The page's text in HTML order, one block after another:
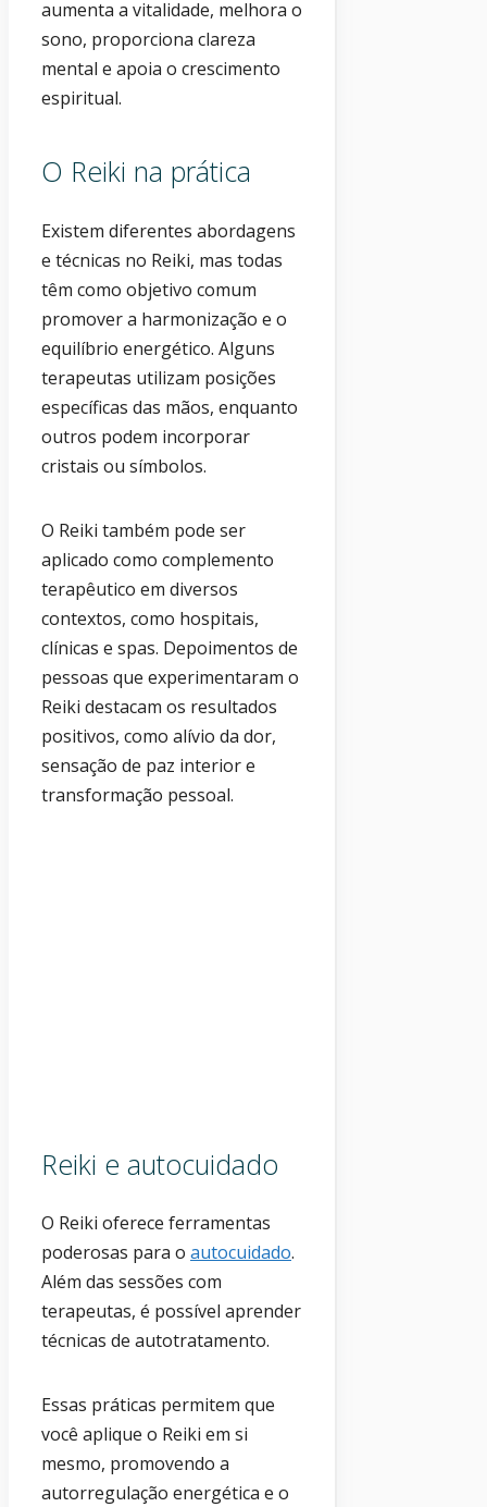
aumenta a vitalidade, melhora o
sono, proporciona clareza
mental e apoia o crescimento
espiritual.
O Reiki na prática
Existem diferentes abordagens
e técnicas no Reiki, mas todas
têm como objetivo comum
promover a harmonização e o
equilíbrio energético. Alguns
terapeutas utilizam posições
específicas das mãos, enquanto
outros podem incorporar
cristais ou símbolos.
O Reiki também pode ser
aplicado como complemento
terapêutico em diversos
contextos, como hospitais,
clínicas e spas. Depoimentos de
pessoas que experimentaram o
Reiki destacam os resultados
positivos, como alívio da dor,
sensação de paz interior e
transformação pessoal.
Reiki e autocuidado
O Reiki oferece ferramentas
poderosas para o autocuidado.
Além das sessões com
terapeutas, é possível aprender
técnicas de autotratamento.
Essas práticas permitem que
você aplique o Reiki em si
mesmo, promovendo a
autorregulação energética e o